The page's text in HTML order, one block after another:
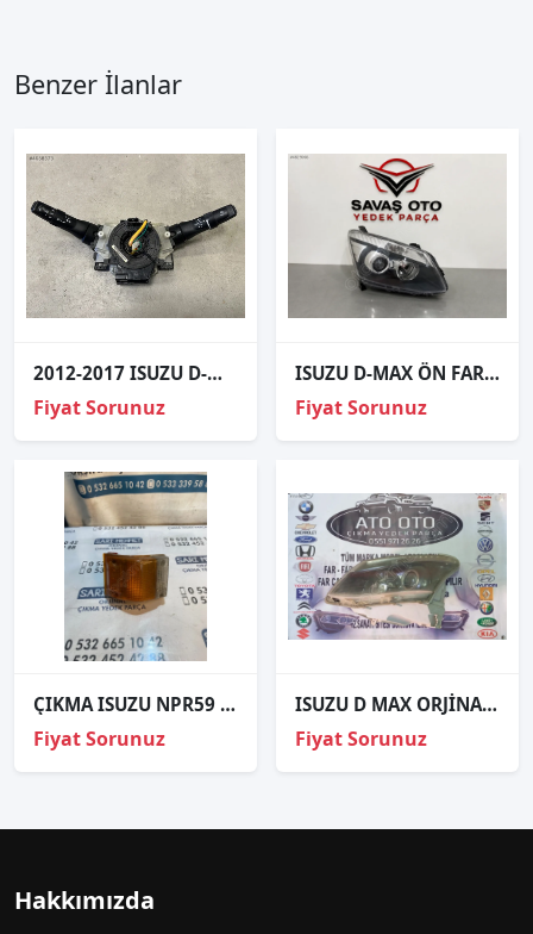
Benzer İlanlar
2012-2017 ISUZU D-MAX FAR SİNYAL SİLECEK KOLU 898194150
Fiyat Sorunuz
ISUZU D-MAX ÖN FAR MOTORLU SAĞ SOL 2014 2015 2016 / TAİWAN
Fiyat Sorunuz
ÇIKMA ISUZU NPR59 SİNYAL LAMBASI SAĞ
Fiyat Sorunuz
ISUZU D MAX ORJİNAL ÇIKMA SOL FAR
Fiyat Sorunuz
Hakkımızda